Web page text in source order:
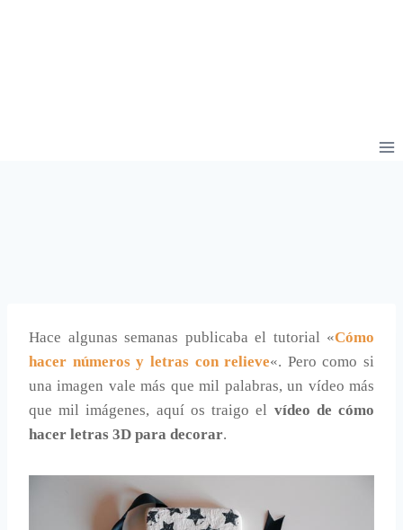
Hace algunas semanas publicaba el tutorial «Cómo
hacer números y letras con relieve«. Pero como si
una imagen vale más que mil palabras, un vídeo más
que mil imágenes, aquí os traigo el vídeo de cómo
hacer letras 3D para decorar.